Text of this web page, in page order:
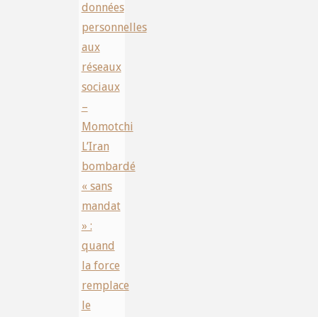
données
personnelles
aux
réseaux
sociaux
–
Momotchi
L’Iran
bombardé
« sans
mandat
» :
quand
la force
remplace
le